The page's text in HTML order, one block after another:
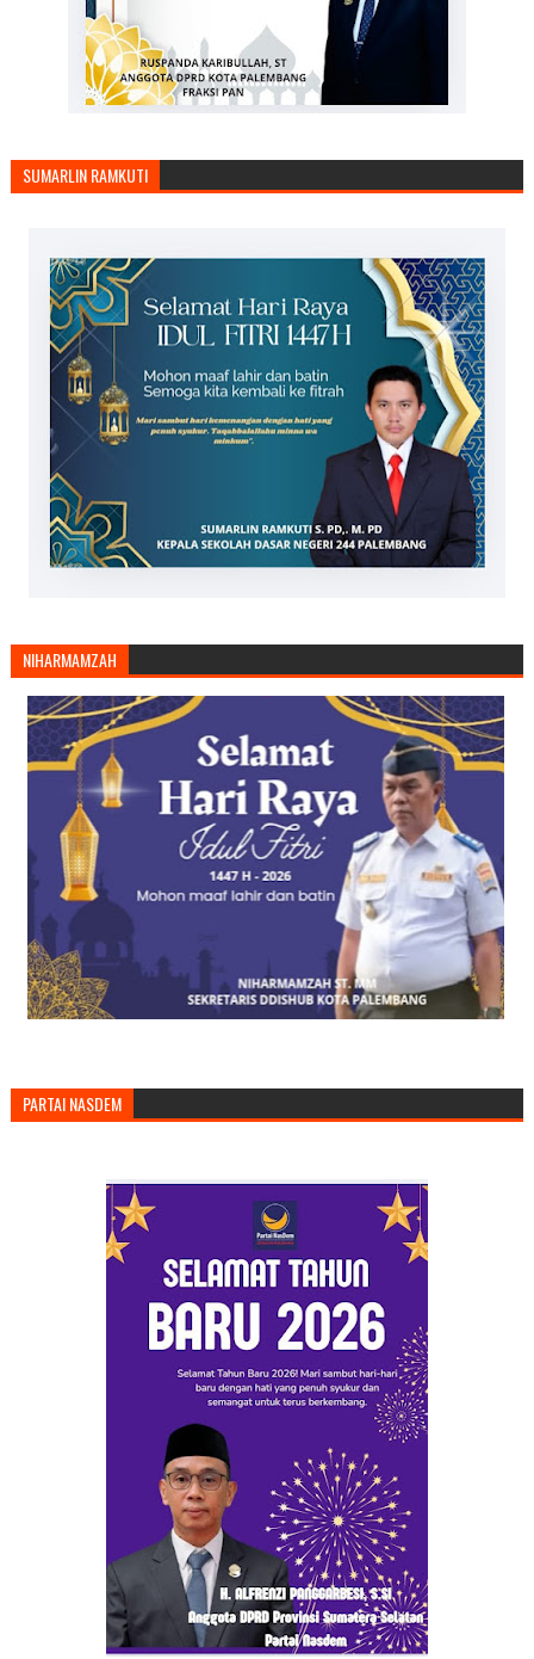
SUMARLIN RAMKUTI
NIHARMAMZAH
PARTAI NASDEM